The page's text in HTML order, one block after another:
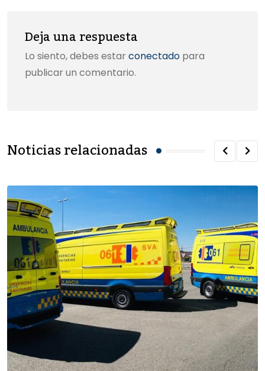
Deja una respuesta
Lo siento, debes estar conectado para
publicar un comentario.
Noticias relacionadas